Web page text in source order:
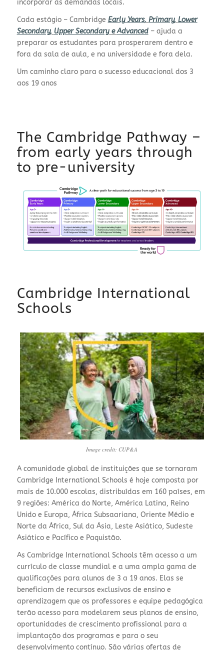
incorporar as demandas locais.
Cada estágio – Cambridge Early Years, Primary, Lower
Secondary, Upper SecondaryeAdvanced– ajuda a
preparar os estudantes para prosperarem dentro e
fora da sala de aula, e na universidade e fora dela.
Um caminho claro para o sucesso educacional dos 3
aos 19 anos
The Cambridge Pathway –
from early years through
to pre-university
Cambridge International
Schools
Image credit: CUP&A
A comunidade global de instituições que se tornaram
Cambridge International Schools é hoje composta por
mais de 10.000 escolas, distribuídas em 160 países, em
9 regiões: América do Norte, América Latina, Reino
Unido e Europa, África Subsaariana, Oriente Médio e
Norte da África, Sul da Ásia, Leste Asiático, Sudeste
Asiático e Pacífico e Paquistão.
As Cambridge International Schools têm acesso a um
currículo de classe mundial e a uma ampla gama de
qualificações para alunos de 3 a 19 anos. Elas se
beneficiam de recursos exclusivos de ensino e
aprendizagem que os professores e equipe pedagógica
terão acesso para modelarem seus planos de ensino,
oportunidades de crescimento profissional para a
implantação dos programas e para o seu
desenvolvimento contínuo. São várias ofertas de